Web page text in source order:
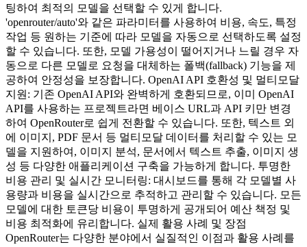
팅하여 최적의 모델을 선택할 수 있게 합니다.
'openrouter/auto'와 같은 파라미터를 사용하여 비용, 속도, 특정
작업 등 원하는 기준에 따라 모델을 자동으로 선택하도록 설정
할 수 있습니다. 또한, 모델 가용성이 떨어지거나 느릴 경우 자
동으로 다른 모델로 요청을 대체하는 폴백(fallback) 기능을 제
공하여 안정성을 보장합니다. OpenAI API 호환성 및 멀티모달
지원: 기존 OpenAI API와 완벽하게 호환되므로, 이미 OpenAI
API를 사용하는 프로젝트라면 베이스 URL과 API 키만 변경
하여 OpenRouter로 쉽게 전환할 수 있습니다. 또한, 텍스트 외
에 이미지, PDF 문서 등 멀티모달 데이터를 처리할 수 있는 모
델을 지원하여, 이미지 분석, 문서에서 텍스트 추출, 이미지 생
성 등 다양한 애플리케이션 구축을 가능하게 합니다. 투명한
비용 관리 및 실시간 모니터링: 대시보드를 통해 각 모델별 사
용량과 비용을 실시간으로 추적하고 관리할 수 있습니다. 모든
모델에 대한 토큰당 비용이 투명하게 공개되어 예산 책정 및
비용 최적화에 유리합니다. 실제 활용 사례 및 장점
OpenRouter는 다양한 분야에서 실질적인 이점과 활용 사례를